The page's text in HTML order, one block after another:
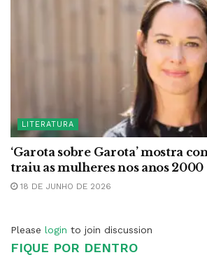
LITERATURA
‘Garota sobre Garota’ mostra
traiu as mulheres nos anos 2000
18 DE JUNHO DE 2026
Please login to join discussion
FIQUE POR DENTRO